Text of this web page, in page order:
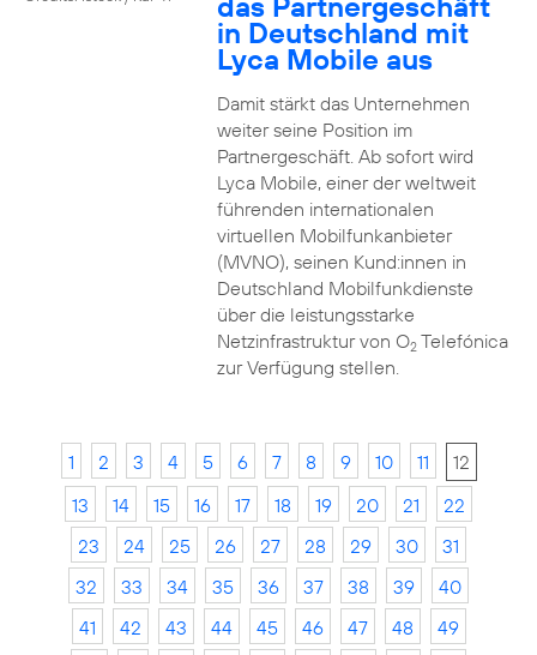
in Deutschland mit
Lyca Mobile aus
Damit stärkt das Unternehmen
weiter seine Position im
Partnergeschäft. Ab sofort wird
Lyca Mobile, einer der weltweit
führenden internationalen
virtuellen Mobilfunkanbieter
(MVNO), seinen Kund:innen in
Deutschland Mobilfunkdienste
über die leistungsstarke
Netzinfrastruktur von O2Telefónica
zur Verfügung stellen.
1 2 3 4 5 6 7 8 9 10 11
12
13
14 15 16 17 18 19 20 21
22
23
24 25 26 27 28 29 30
31
32
33 34 35 36 37 38 39
40
41
42 43 44 45 46 47 48
49